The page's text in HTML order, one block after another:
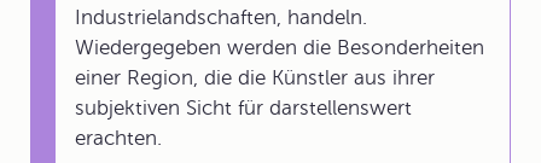
Industrielandschaften, handeln.
Wiedergegeben werden die Besonderheiten
einer Region, die die Künstler aus ihrer
subjektiven Sicht für darstellenswert
erachten.